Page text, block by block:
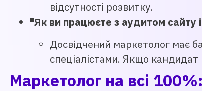
відсутності розвитку.
"Як ви працюєте з аудитом сайту
Досвідчений маркетолог має
спеціалістами. Якщо кандидат
Маркетолог на всі